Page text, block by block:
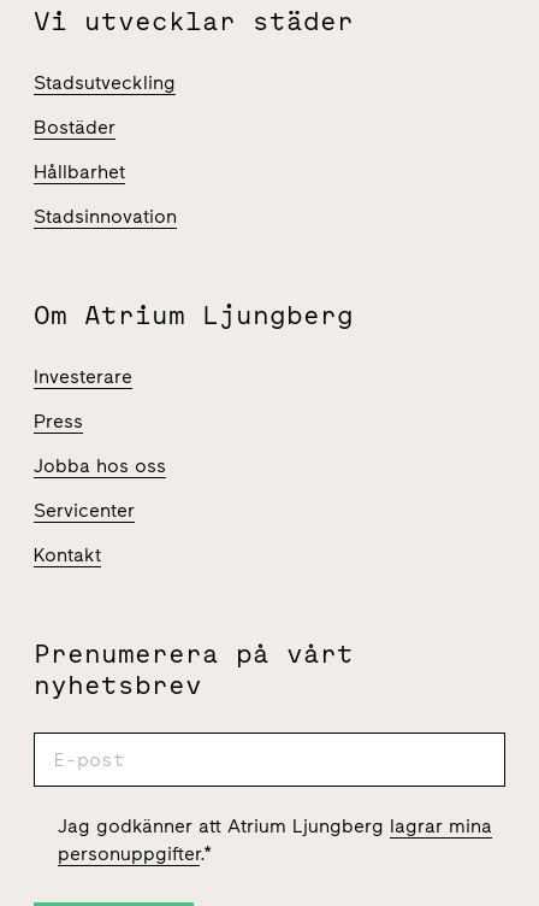
Vi utvecklar städer
Stadsutveckling
Bostäder
Hållbarhet
Stadsinnovation
Om Atrium Ljungberg
Investerare
Press
Jobba hos oss
Servicenter
Kontakt
Prenumerera på vårt
nyhetsbrev
Jag godkänner att Atrium Ljungberg lagrar mina
personuppgifter.*